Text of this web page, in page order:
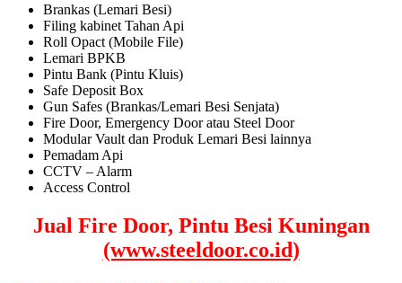
Brankas (Lemari Besi)
Filing kabinet Tahan Api
Roll Opact (Mobile File)
Lemari BPKB
Pintu Bank (Pintu Kluis)
Safe Deposit Box
Gun Safes (Brankas/Lemari Besi Senjata)
Fire Door, Emergency Door atau Steel Door
Modular Vault dan Produk Lemari Besi lainnya
Pemadam Api
CCTV – Alarm
Access Control
Jual Fire Door, Pintu Besi Kuningan
(www.steeldoor.co.id)